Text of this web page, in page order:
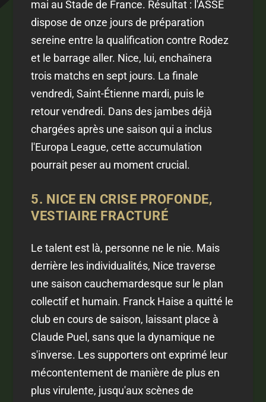
mai au Stade de France. Résultat : l'ASSE
dispose de onze jours de préparation
sereine entre la qualification contre Rodez
et le barrage aller. Nice, lui, enchaînera
trois matchs en sept jours. La finale
vendredi, Saint-Étienne mardi, puis le
retour vendredi. Dans des jambes déjà
chargées après une saison qui a inclus
l'Europa League, cette accumulation
pourrait peser au moment crucial.
5. NICE EN CRISE PROFONDE,
VESTIAIRE FRACTURÉ
Le talent est là, personne ne le nie. Mais
derrière les individualités, Nice traverse
une saison cauchemardesque sur le plan
collectif et humain. Franck Haise a quitté le
club en cours de saison, laissant place à
Claude Puel, sans que la dynamique ne
s'inverse. Les supporters ont exprimé leur
mécontentement de manière de plus en
plus virulente, jusqu'aux scènes de